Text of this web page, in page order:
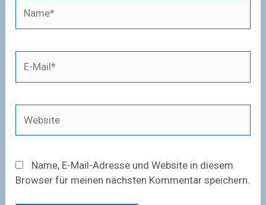
Mail*
Name, E-Mail-Adresse und Website in diesem
Browser für meinen nächsten Kommentar speichern.